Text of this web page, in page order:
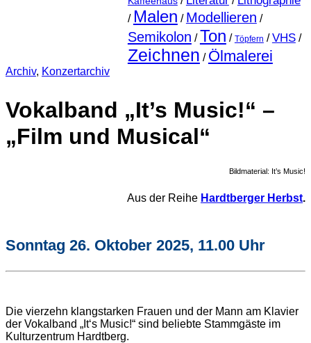
/ Malen / Modellieren /
Semikolon /Ton / Töpfern /VHS/
Zeichnen / Ölmalerei
Archiv, Konzertarchiv
Vokalband „It’s Music!“ –
„Film und Musical“
Bildmaterial: It’s Music!
Aus der Reihe Hardtberger Herbst.
Sonntag 26. Oktober 2025, 11.00 Uhr
Die vierzehn klangstarken Frauen und der Mann am Klavier
der Vokalband „It‘s Music!“ sind beliebte Stammgäste im
Kulturzentrum Hardtberg.